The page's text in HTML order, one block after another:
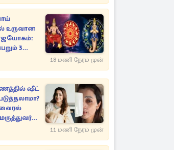
உருவான
3
18 மணி நேரம் முன்
ஷீட்
வைரல்
11 மணி நேரம் முன்